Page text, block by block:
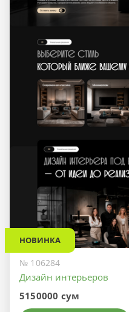
НОВИНКА
№ 106284
Дизайн интерьеров
5150000 сум